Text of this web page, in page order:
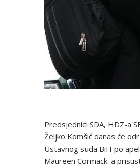
Predsjednici SDA, HDZ-a
Željko Komšić danas će
Ustavnog suda BiH po
Maureen Cormack. a